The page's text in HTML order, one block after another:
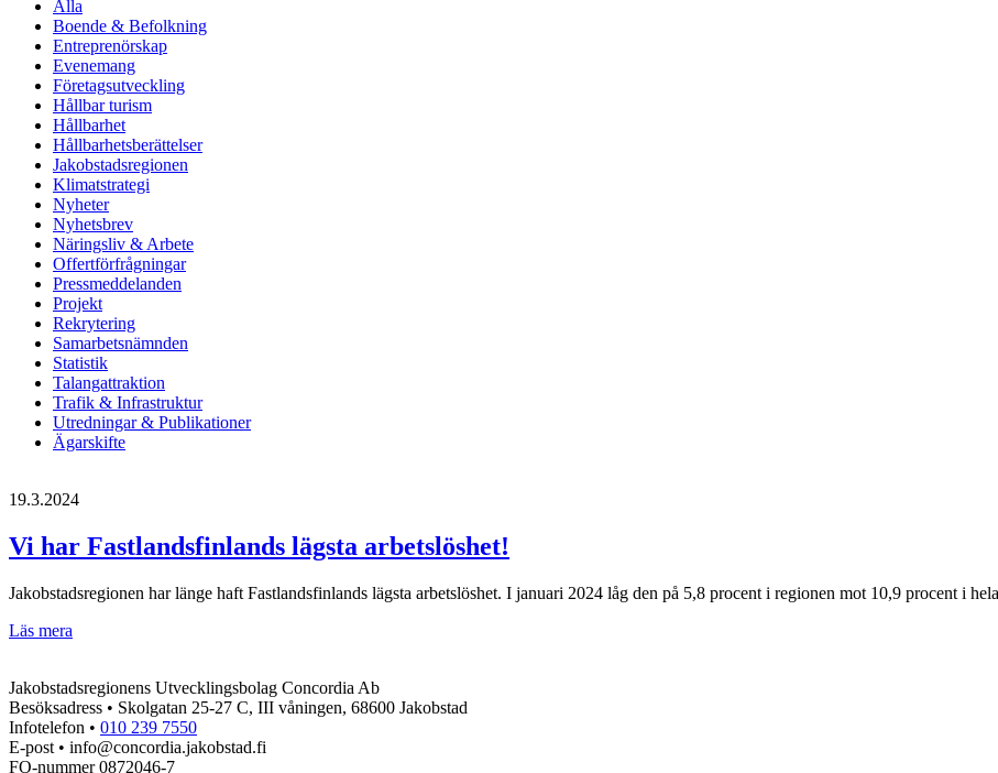
Alla
Boende & Befolkning
Entreprenörskap
Evenemang
Företagsutveckling
Hållbar turism
Hållbarhet
Hållbarhetsberättelser
Jakobstadsregionen
Klimatstrategi
Nyheter
Nyhetsbrev
Näringsliv & Arbete
Offertförfrågningar
Pressmeddelanden
Projekt
Rekrytering
Samarbetsnämnden
Statistik
Talangattraktion
Trafik & Infrastruktur
Utredningar & Publikationer
Ägarskifte
19.3.2024
Vi har Fastlandsfinlands lägsta arbetslöshet!
Jakobstadsregionen har länge haft Fastlandsfinlands lägsta arbetslöshet. I januari 2024 låg den på 5,8 procent i regionen mot 10,9 procent i
Läs mera
lägsta
arbetslöshet!
Jakobstadsregionens Utvecklingsbolag Concordia Ab
Besöksadress • Skolgatan 25-27 C, III våningen, 68600 Jakobstad
Infotelefon • 010 239 7550
E-post • info@concordia.jakobstad.fi
FO-nummer 0872046-7